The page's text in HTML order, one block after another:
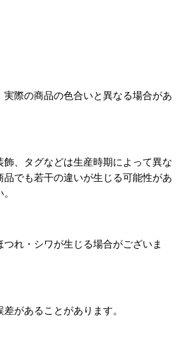
際の商品の色合いと異なる場合があ
、タグなどは生産時期によって異な
でも若干の違いが生じる可能性があ
れ・シワが生じる場合がございま
があることがあります。